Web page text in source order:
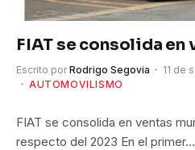
FIAT se consolida en
Escrito por Rodrigo Segovia
11 de
AUTOMOVILISMO
FIAT se consolida en ventas
respecto del 2023 En el primer…